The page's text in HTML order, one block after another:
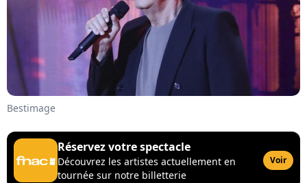
Bestimage
Réservez votre spectacle
Découvrez les artistes actuellement en
tournée sur notre billetterie
Voir